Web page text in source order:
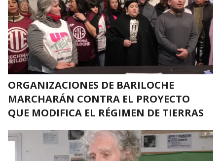
ORGANIZACIONES DE BARILOCHE
MARCHARÁN CONTRA EL PROYECTO
QUE MODIFICA EL RÉGIMEN DE TIERRAS